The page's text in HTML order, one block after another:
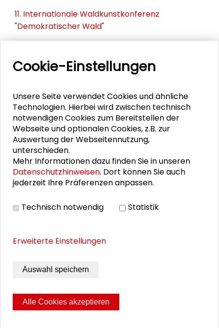
11. Internationale Waldkunstkonferenz
"Demokratischer Wald"
Zusammen mehr erreichen – Zukunftsbündnis im
Schader-Festival 2026
25. Runder Tisch Wissenschaftsstadt Darmstadt
DOWNLOADS
Aufzeichnung Dialogforum auf YouTube
Impressionen aus der Veranstaltung
Cookie-Einstellungen
Unsere Seite verwendet Cookies und ähnliche
Technologien. Hierbei wird zwischen technisch
notwendigen Cookies zum Bereitstellen der
Webseite und optionalen Cookies, z.B. zur
Auswertung der Webseitennutzung,
unterschieden.
Mehr Informationen dazu finden Sie in unseren
Datenschutzhinweisen. Dort können Sie auch
jederzeit Ihre Präferenzen anpassen.
Technisch notwendig Statistik
Erweiterte Einstellungen
Auswahl speichern
Alle Cookies akzeptieren